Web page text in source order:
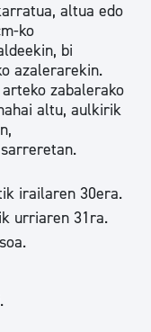
altua edo
ko
bi
azalerarekin.
zabalerako
altu, aulkirik
irailaren 30era.
urriaren 31ra.